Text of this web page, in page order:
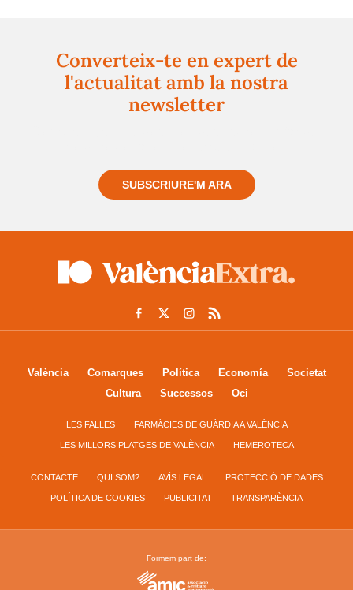
Converteix-te en expert de
l'actualitat amb la nostra
newsletter
SUBSCRIURE'M ARA
València Comarques Política Economía
Societat
Cultura
Successos Oci
LES FALLES FARMÀCIES DE GUÀRDIA A VALÈNCIA
LES MILLORS PLATGES DE VALÈNCIA HEMEROTECA
CONTACTE QUI SOM? AVÍS LEGAL PROTECCIÓ DE DADES
POLÍTICA DE COOKIES PUBLICITAT TRANSPARÈNCIA
Formem part de: